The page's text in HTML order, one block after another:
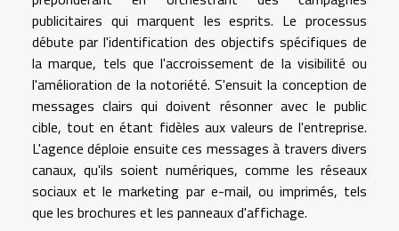
publicitaires qui marquent les esprits. Le processus
débute par l'identification des objectifs spécifiques de
la marque, tels que l'accroissement de la visibilité ou
l'amélioration de la notoriété. S'ensuit la conception de
messages clairs qui doivent résonner avec le public
cible, tout en étant fidèles aux valeurs de l'entreprise.
L'agence déploie ensuite ces messages à travers divers
canaux, qu'ils soient numériques, comme les réseaux
sociaux et le marketing par e-mail, ou imprimés, tels
que les brochures et les panneaux d'affichage.